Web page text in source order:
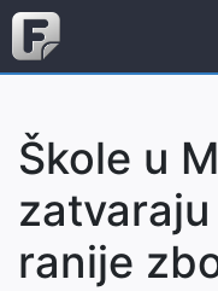
Škole u
ranije